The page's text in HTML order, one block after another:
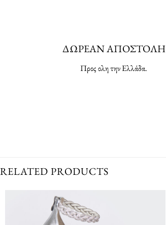
ΔΩΡΕΑΝ ΑΠΟΣΤΟΛΗ
Προς ολη την Ελλάδα.
RELATED PRODUCTS